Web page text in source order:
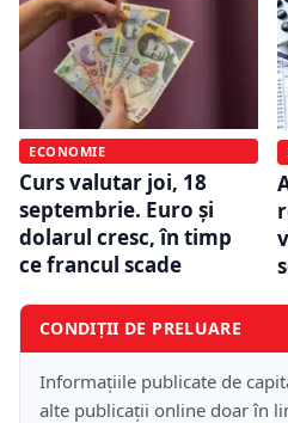
ECONOMIE
Curs valutar joi, 18
septembrie. Euro și
dolarul cresc, în timp
ce francul scade
CONDIȚII DE PRELUARE
Informațiile publicate de
alte publicații online doar în